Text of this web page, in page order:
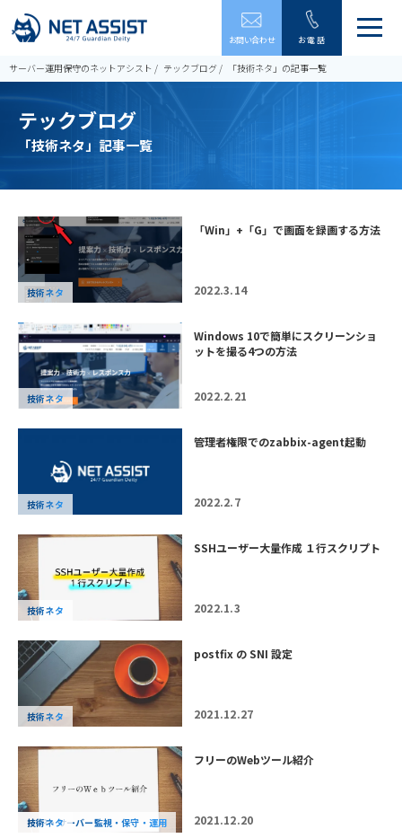
お問い合わせ お電話
メ
ー
サーバー運用保守のネットアシスト テックブログ 「技術ネタ」の記事一覧
テックブログ
「技術ネタ」記事一覧
技術ネタ
「Win」+「G」で画面を録画する方法
2022.3.14
技術ネタ
Windows 10で簡単にスクリーンショ
ットを撮る4つの方法
2022.2.21
技術ネタ
管理者権限でのzabbix-agent起動
2022.2.7
技術ネタ
SSHユーザー大量作成 １行スクリプト
2022.1.3
技術ネタ
postfix の SNI 設定
2021.12.27
MSP・サーバー監視・保守・運用
技術ネタ
フリーのWebツール紹介
2021.12.20